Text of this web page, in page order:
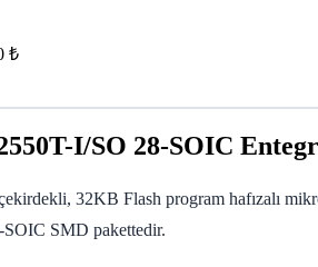
₺
I/SO 28-SOIC
32KB Flash program hafızalı
SOIC SMD pakettedir.